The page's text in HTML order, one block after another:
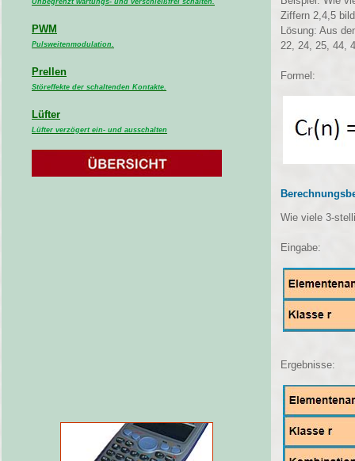
Unbegrenzt wartungs- und verschleißfrei schalten.
PWM
Pulsweitenmodulation.
Prellen
Störeffekte der schaltenden Kontakte.
Lüfter
Lüfter verzögert ein- und ausschalten
Ziffern 2,4,5
Lösung: Aus
22, 24, 25, 44,
Formel:
Wie viele 3-
Eingabe:
Ergebnisse: